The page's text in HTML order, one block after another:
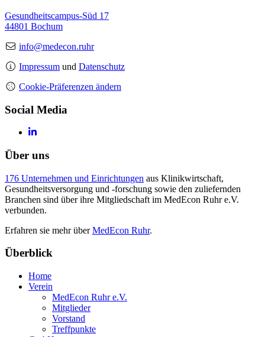
Gesundheitscampus-Süd 17
44801 Bochum
info@medecon.ruhr
Impressum und Datenschutz
Cookie-Präferenzen ändern
Social Media
Über uns
176 Unternehmen und Einrichtungen aus Klinikwirtschaft,
Gesundheitsversorgung und -forschung sowie den zuliefernden
Branchen sind über ihre Mitgliedschaft im MedEcon Ruhr e.V.
verbunden.
Erfahren sie mehr überMedEcon Ruhr.
Überblick
Home
Verein
MedEcon Ruhr e.V.
Mitglieder
Vorstand
Treffpunkte